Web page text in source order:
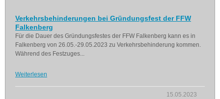
Verkehrsbehinderungen bei Gründungsfest der FFW
Falkenberg
Für die Dauer des Gründungsfestes der FFW Falkenberg kann es in
Falkenberg von 26.05.-29.05.2023 zu Verkehrsbehinderung kommen.
Während des Festzuges...
Weiterlesen
15.05.2023